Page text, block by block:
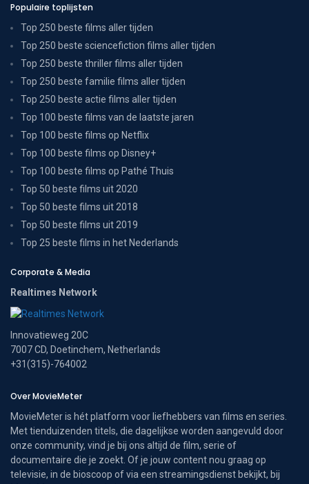
Populaire toplijsten
Top 250 beste films aller tijden
Top 250 beste sciencefiction films aller tijden
Top 250 beste thriller films aller tijden
Top 250 beste familie films aller tijden
Top 250 beste actie films aller tijden
Top 100 beste films van de laatste jaren
Top 100 beste films op Netflix
Top 100 beste films op Disney+
Top 100 beste films op Pathé Thuis
Top 50 beste films uit 2020
Top 50 beste films uit 2018
Top 50 beste films uit 2019
Top 25 beste films in het Nederlands
Corporate & Media
Realtimes Network
Innovatieweg 20C
7007 CD, Doetinchem, Netherlands
+31(315)-764002
Over MovieMeter
MovieMeter is hét platform voor liefhebbers van films en series.
Met tienduizenden titels, die dagelijkse worden aangevuld door
onze community, vind je bij ons altijd de film, serie of
documentaire die je zoekt. Of je jouw content nou graag op
televisie, in de bioscoop of via een streamingsdienst bekijkt, bij